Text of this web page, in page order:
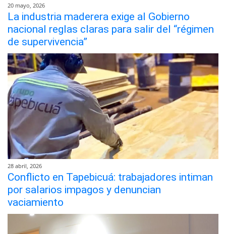
20 mayo, 2026
La industria maderera exige al Gobierno
nacional reglas claras para salir del “régimen
de supervivencia”
28 abril, 2026
Conflicto en Tapebicuá: trabajadores intiman
por salarios impagos y denuncian
vaciamiento